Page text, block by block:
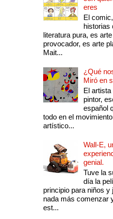
eres
El
historias
literatura pura, es
provocador, es arte
Mait...
¿Qué
Miró en
El
pintor,
español
todo en el
artístico...
Wall-E,
genial.
Tuve la
día la
principio para niños y
nada más comenzar
est...